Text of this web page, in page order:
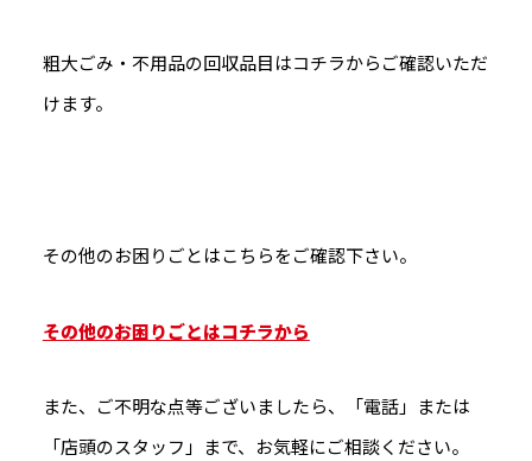
粗大ごみ・不用品の回収品目はコチラからご確認いただ
けます。
その他のお困りごとはこちらをご確認下さい。
その他のお困りごとはコチラから
また、ご不明な点等ございましたら、「電話」または
「店頭のスタッフ」まで、お気軽にご相談ください。